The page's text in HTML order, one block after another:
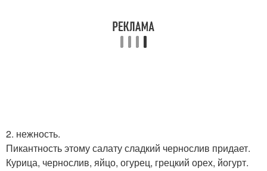
2. нежность.
Пикантность этому салату сладкий чернослив придает.
Курица, чернослив, яйцо, огурец, грецкий орех, йогурт.